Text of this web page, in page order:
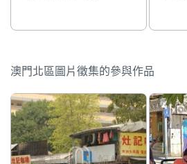
澳門北區圖片徵集的參與作品